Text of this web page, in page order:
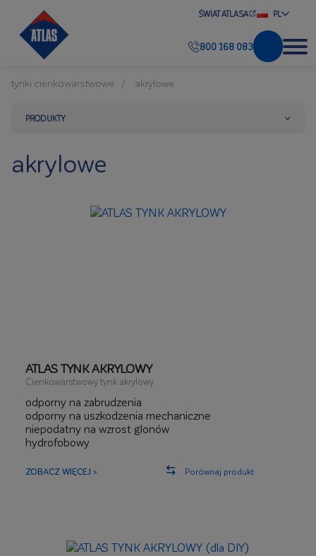
ŚWIAT ATLASA PL
800 168 083
tynki cienkowarstwowe akrylowe
PRODUKTY
akrylowe
ATLAS TYNK AKRYLOWY
Cienkowarstwowy tynk akrylowy
odporny na zabrudzenia
odporny na uszkodzenia mechaniczne
niepodatny na wzrost glonów
hydrofobowy
ZOBACZ WIĘCEJ > Porównaj produkt